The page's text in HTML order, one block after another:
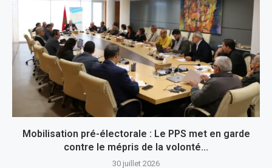
Mobilisation pré-électorale : Le PPS met en garde
contre le mépris de la volonté...
30 juillet 2026